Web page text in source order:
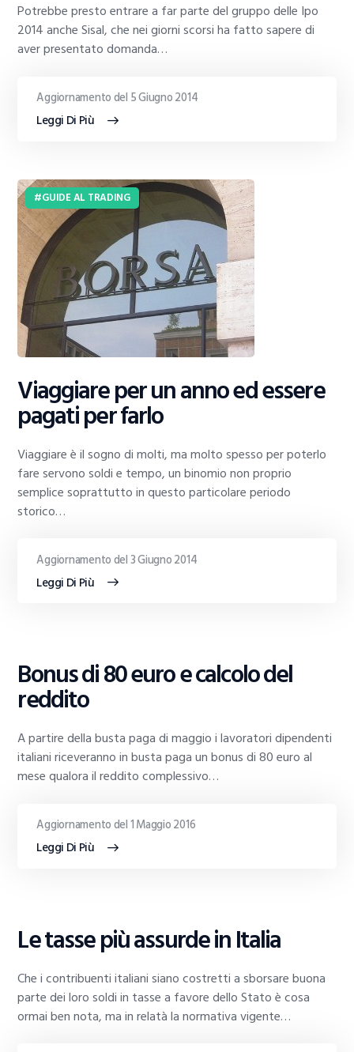
Potrebbe presto entrare a far parte del gruppo delle Ipo
2014 anche Sisal, che nei giorni scorsi ha fatto sapere di
aver presentato domanda…
Leggi Di Più
Aggiornamento del 5 Giugno 2014
GUIDE AL TRADING
Viaggiare per un anno ed essere
pagati per farlo
Viaggiare è il sogno di molti, ma molto spesso per poterlo
fare servono soldi e tempo, un binomio non proprio
semplice soprattutto in questo particolare periodo
storico…
Leggi Di Più
Aggiornamento del 3 Giugno 2014
AL
TRADING
Bonus di 80 euro e calcolo del
reddito
A partire della busta paga di maggio i lavoratori dipendenti
italiani riceveranno in busta paga un bonus di 80 euro al
mese qualora il reddito complessivo…
Leggi Di Più
Aggiornamento del 1 Maggio 2016
AL
TRADING
Le tasse più assurde in Italia
Che i contribuenti italiani siano costretti a sborsare buona
parte dei loro soldi in tasse a favore dello Stato è cosa
ormai ben nota, ma in relatà la normativa vigente…